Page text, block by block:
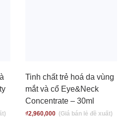
Tinh chất trẻ hoá da vùng
mắt và cổ Eye&Neck
Concentrate – 30ml
₫2,960,000